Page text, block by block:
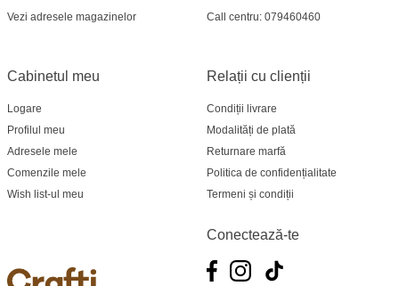
Crafti Comrat - str Pobeda,48
Crafti Centru - bd. Ștefan cel Mare și Sfânt,
Crafti Ciocana - bd. Mircea cel Bătrân,17/3
Crafti Buiucani - str. Ion Creangă, 68/1
Crafti Căușeni- str. Mihai Eminescu, 6
Vezi adresele magazinelor
Relații cu clienții
Condiții livrare
Modalități de plată
Returnare marfă
Politica de confidențialitate
Termeni și condiții
Cabinetul meu
Logare
Profilul meu
Adresele mele
Comenzile mele
Wish list-ul meu
Call centru: 079460460
Conectează-te